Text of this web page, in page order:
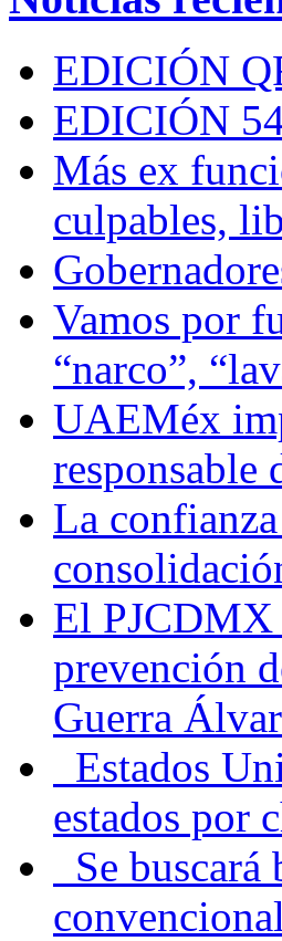
EDICIÓN
EDICIÓN
Más ex
culpables,
Vamos por
“narco”,
UAEMéx
responsable
La
El PJCDMX
prevención
Guerra
Estados
estados por
Se